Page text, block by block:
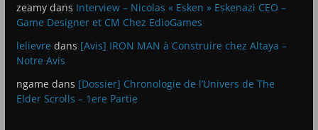
zeamydans Interview – Nicolas « Esken » Eskenazi CEO –
Game Designer et CM Chez EdioGames
lelievre dans [Avis] IRON MAN à Construire chez Altaya –
Notre Avis
ngame dans [Dossier] Chronologie de l’Univers de The
Elder Scrolls – 1ere Partie